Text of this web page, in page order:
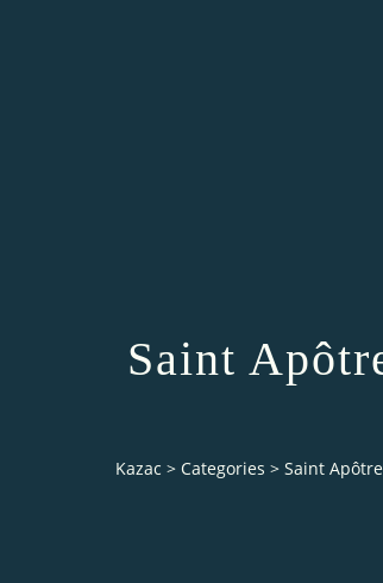
Saint
Kazac > Categories > Saint